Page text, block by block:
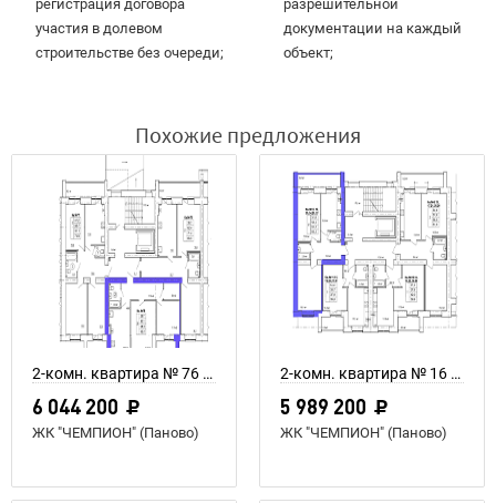
регистрация договора
участия в долевом
строительстве без очереди;
разрешительной
документации на каждый
объект;
Похожие предложения
2-комн. квартира № 76 пл. 64,3 м²
6 044 200
ЖК "ЧЕМПИОН" (Паново)
2-комн. квартира № 16 пл. 64,4 м²
5 989 200
ЖК "ЧЕМПИОН" (Паново)